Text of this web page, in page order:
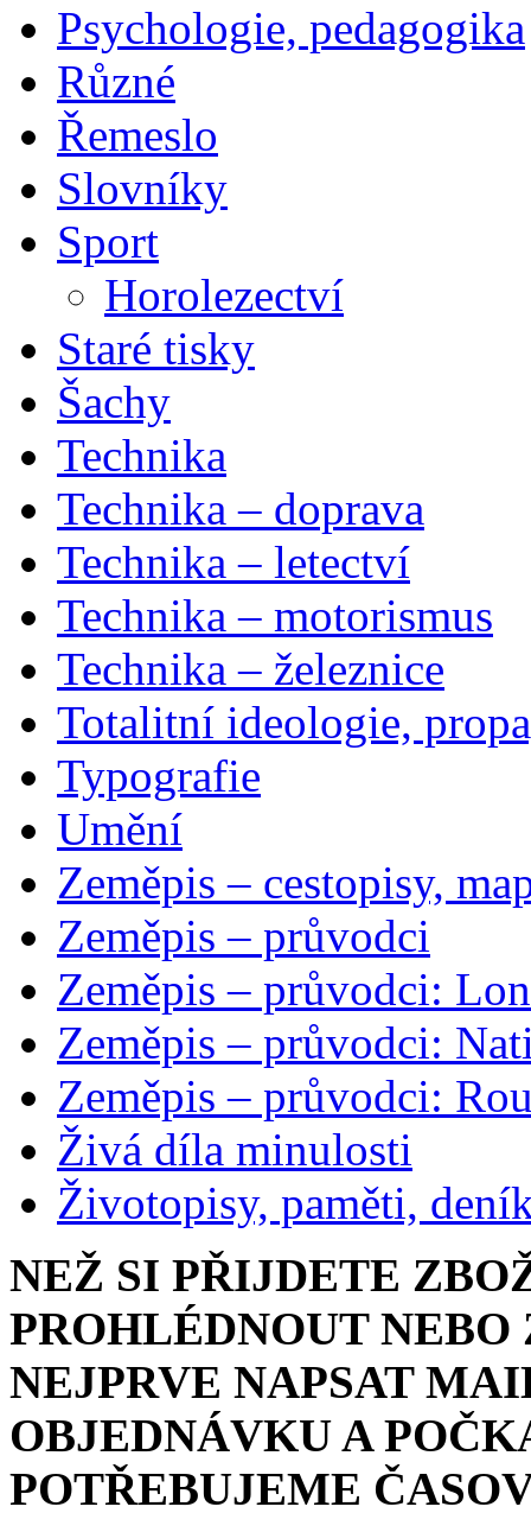
Psychologie, pedagogika
Různé
Řemeslo
Slovníky
Sport
Horolezectví
Staré tisky
Šachy
Technika
Technika – doprava
Technika – letectví
Technika – motorismus
Technika – železnice
Totalitní ideologie,
Typografie
Umění
Zeměpis – cestopisy,
Zeměpis – průvodci
Zeměpis – průvodci:
Zeměpis – průvodci:
Zeměpis – průvodci:
Živá díla minulosti
Životopisy, paměti,
NEŽ SI PŘIJDETE
PROHLÉDNOUT
NEJPRVE NAPSAT
OBJEDNÁVKU A
POTŘEBUJEME